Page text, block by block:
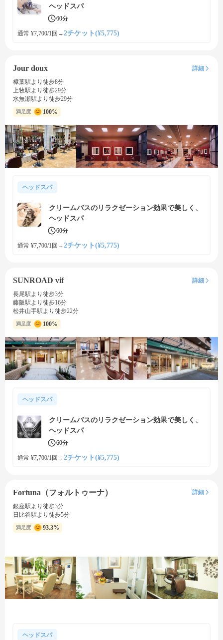
ヘッドスパ
60分
通常 ¥7,700/1回 →2チケット(¥5,775)
Jour doux
詳細
樟葉駅より徒歩8分
上牧駅より徒歩29分
水無瀬駅より徒歩29分
満足度 100%
ヘッドスパ
クリームバスのリラクゼーション効果で美しく、
ヘッドスパ
60分
通常 ¥7,700/1回 →2チケット(¥5,775)
SUNROAD vif
詳細
長尾駅より徒歩3分
藤阪駅より徒歩16分
松井山手駅より徒歩22分
満足度 100%
ヘッドスパ
クリームバスのリラクゼーション効果で美しく、
ヘッドスパ
60分
通常 ¥7,700/1回 →2チケット(¥5,775)
Fortuna（フォルトゥーナ）
詳細
銀座駅より徒歩3分
日比谷駅より徒歩5分
満足度 93.3%
ヘッドスパ